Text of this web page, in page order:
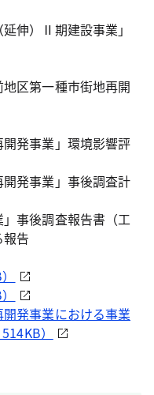
伸）Ⅱ期建設事業」
地区第一種市街地再開
開発事業」環境影響評
開発事業」事後調査計
」事後調査報告書（工
告
開発事業における事業
）